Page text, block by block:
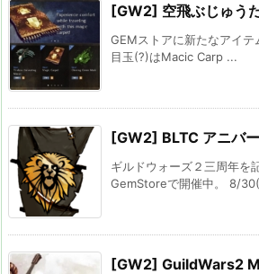
[GW2] 空飛ぶじゅう
GEMストアに新たなアイテ
目玉(?)はMacic Carp ...
[GW2] BLTC アニバ
ギルドウォーズ２三周年を
GemStoreで開催中。 8/
[GW2] GuildWars2